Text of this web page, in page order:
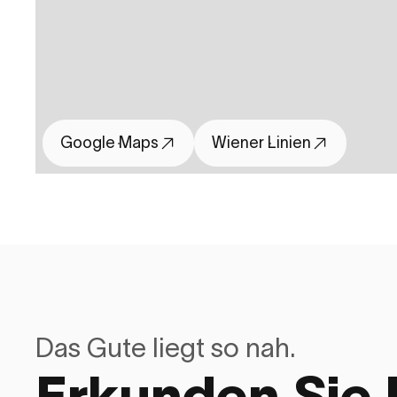
Google Maps Wiener Linien
Das Gute liegt so nah.